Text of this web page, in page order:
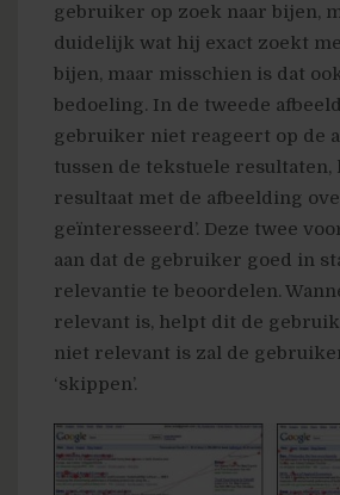
gebruiker op zoek naar bijen,
duidelijk wat hij exact zoekt
bijen, maar misschien is dat
bedoeling. In de tweede
gebruiker niet reageert op de
tussen de tekstuele resultaten,
resultaat met de afbeelding
geïnteresseerd’. Deze twee
aan dat de gebruiker goed in
relevantie te beoordelen.
relevant is, helpt dit de
niet relevant is zal de
‘skippen’.